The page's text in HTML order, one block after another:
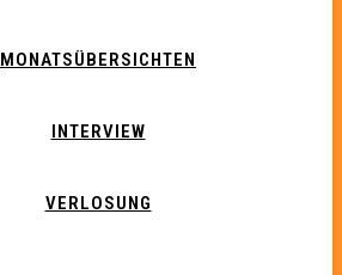
MONATSÜBERSICHTEN
INTERVIEW
VERLOSUNG